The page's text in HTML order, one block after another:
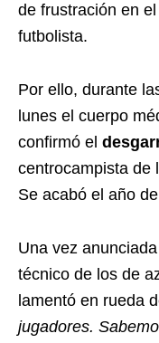
de frustración en
futbolista.
Por ello, durante
lunes el cuerpo
confirmó el
centrocampista de
Se acabó el año
Una vez
técnico de los de
lamentó en rueda
jugadores.